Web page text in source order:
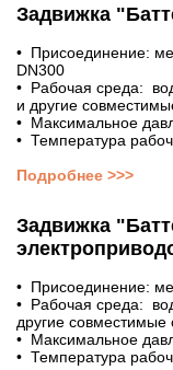
Задвижка
• Присоединение:
DN300
• Рабочая среда:
и другие
• Максимальное
• Температура
Подробнее >>>
Задвижка
• Присоединение:
• Рабочая среда:
другие совместимые
• Максимальное
• Температура